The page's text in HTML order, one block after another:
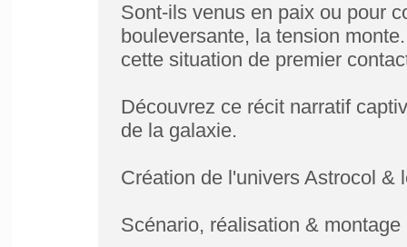
Sont-ils venus en paix ou pour
bouleversante, la tension
cette situation de premier
Découvrez ce récit narratif
de la galaxie.
Création de l'univers Astrocol &
Scénario, réalisation &